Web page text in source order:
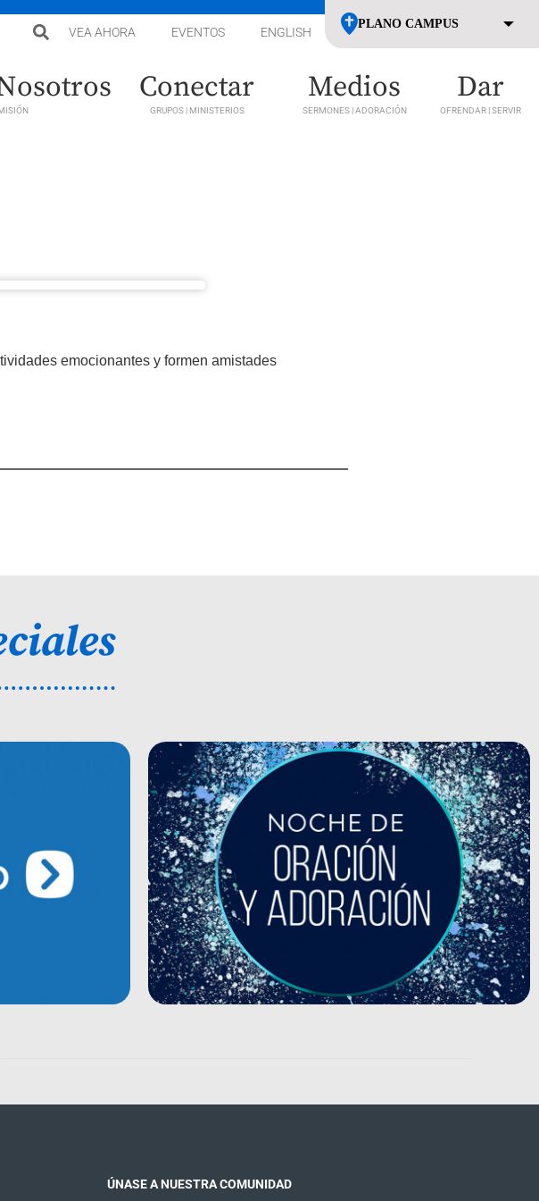
VEA AHORA EVENTOS ENGLISH
Conectar
GRUPOS | MINISTERIOS
Medios
SERMONES | ADORACIÓN
Dar
OFRENDAR | SERVIR
emocionantes y formen amistades
ÚNASE A NUESTRA COMUNIDAD